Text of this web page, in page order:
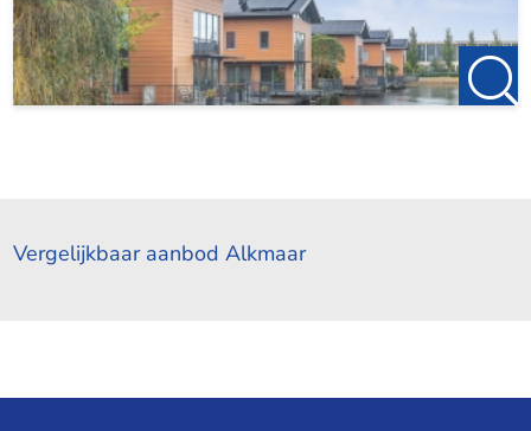
Vergelijkbaar aanbod Alkmaar